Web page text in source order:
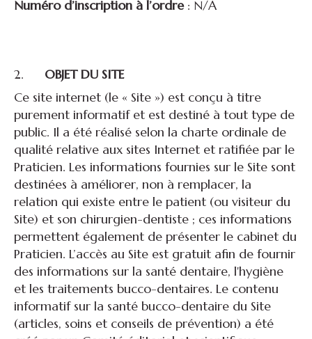
Numéro d’inscription à l’ordre: N/A
2. OBJET DU SITE
Ce site internet (le « Site ») est conçu à titre
purement informatif et est destiné à tout type de
public. Il a été réalisé selon la charte ordinale de
qualité relative aux sites Internet et ratifiée par le
Praticien. Les informations fournies sur le Site sont
destinées à améliorer, non à remplacer, la
relation qui existe entre le patient (ou visiteur du
Site) et son chirurgien-dentiste ; ces informations
permettent également de présenter le cabinet du
Praticien. L’accès au Site est gratuit afin de fournir
des informations sur la santé dentaire, l'hygiène
et les traitements bucco-dentaires. Le contenu
informatif sur la santé bucco-dentaire du Site
(articles, soins et conseils de prévention) a été